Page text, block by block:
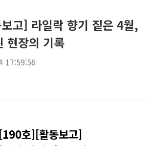
고] 라일락 향기 짙은 4월,
현장의 기록
17:59:56
[190호][활동보고]